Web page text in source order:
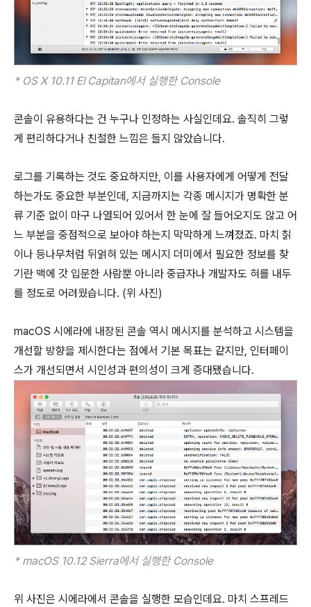
* OS X 10.11 El Capitan에서 실행한 Console
콘솔이 유용하다는 건 누구나 인정하는 사실인데요. 솔직히 그렇
게 편리하다거나 친절한 느낌은 들지 않았습니다.
로그를 기록하는 것도 중요하지만, 이를 사용자에게 어떻게 전달
하는가도 중요한 부분인데, 지금까지는 각종 메시지가 명확한 분
류 기준 없이 마구 나열되어 있어서 한 눈에 잘 들어오지도 않고 어
느 부분을 중점적으로 보아야 하는지 막막하게 느껴졌죠. 마치 칡
이나 등나무처럼 뒤얽혀 있는 메시지 더미에서 필요한 정보를 찾
기란 맥에 갓 입문한 사람뿐 아니라 중급자나 개발자도 혀를 내두
를 정도로 어려웠습니다. (위 사진)
macOS 시에라에 내장된 콘솔 역시 메시지를 분석하고 시스템을
개선할 방향을 제시한다는 점에서 기본 목표는 같지만, 인터페이
스가 개선되면서 시인성과 편의성이 크게 증대됐습니다.
* macOS 10.12 Sierra에서 실행한 Console
위 사진은 시에라에서 콘솔을 실행한 모습인데요. 마치 스프레드